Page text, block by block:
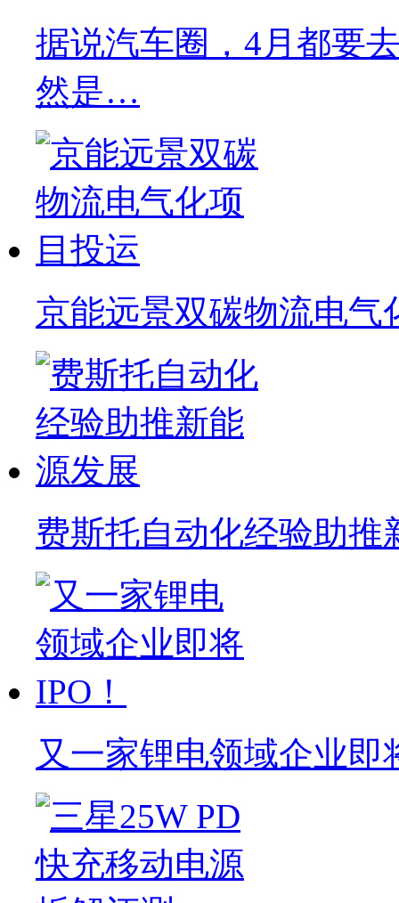
据说汽车圈，4月都要
然是…
京能远景双碳物流电气
费斯托自动化经验助推
又一家锂电领域企业即